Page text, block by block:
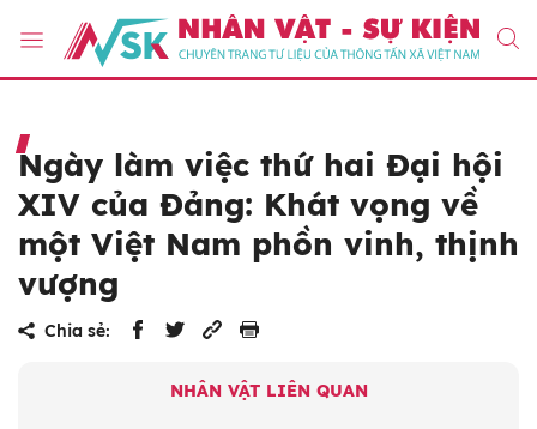
Ngày làm việc thứ hai Đại hội
XIV của Đảng: Khát vọng về
một Việt Nam phồn vinh, thịnh
vượng
Chia sẻ:
NHÂN VẬT LIÊN QUAN